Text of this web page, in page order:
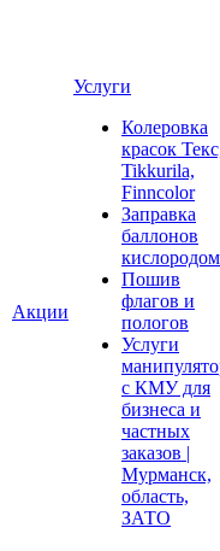
Акции
Услуги
Колеровка
красок
Tikkurila,
Finncolor
Заправка
баллонов
кислородом
Пошив
флагов и
пологов
Услуги
с КМУ для
бизнеса и
частных
заказов |
Мурманск,
область,
ЗАТО